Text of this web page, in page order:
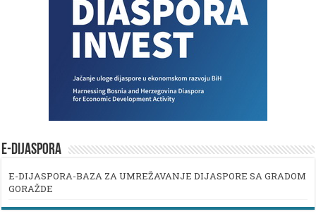
E-DIJASPORA
E-DIJASPORA-BAZA ZA UMREŽAVANJE DIJASPORE SA GRADOM
GORAŽDE